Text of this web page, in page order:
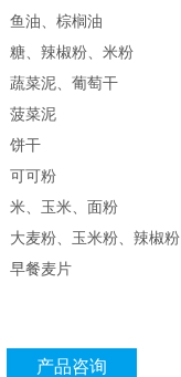
鱼油、棕榈油
糖、辣椒粉、米粉
蔬菜泥、葡萄干
菠菜泥
饼干
可可粉
米、玉米、面粉
大麦粉、玉米粉、辣椒粉
早餐麦片
产品咨询